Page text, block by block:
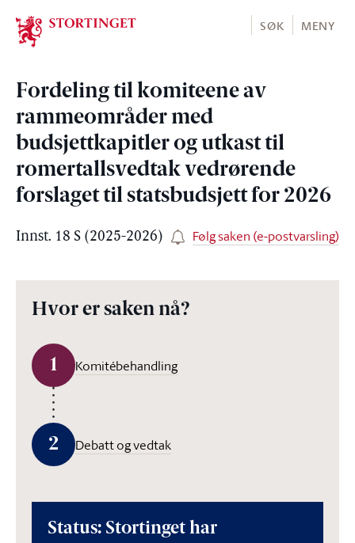
Stortinget.no
SØK MENY
Fordeling til komiteene av
rammeområder med
budsjettkapitler og utkast til
romertallsvedtak vedrørende
forslaget til statsbudsjett for 2026
Innst. 18 S (2025-2026) Følg saken (e-postvarsling)
Hvor er saken nå?
1 Komitébehandling
2 Debatt og vedtak
Status: Stortinget har